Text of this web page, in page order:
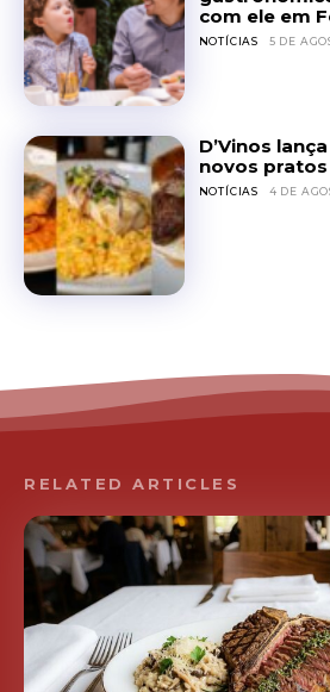
com ele em
NOTÍCIAS 5 DE
D’Vinos
novos
NOTÍCIAS 4 DE
RELATED ARTICLES